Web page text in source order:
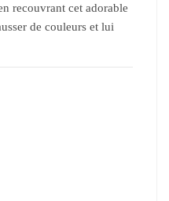
recouvrant cet adorable
de couleurs et lui